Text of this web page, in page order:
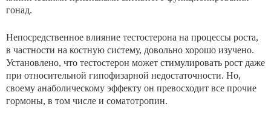
гонад.
Непосредственное влияние тестостерона на процессы роста,
в частности на костную систему, довольно хорошо изучено.
Установлено, что тестостерон может стимулировать рост даже
при относительной гипофизарной недостаточности. Но,
своему анаболическому эффекту он превос­ходит все прочие
гормоны, в том числе и соматотропин.